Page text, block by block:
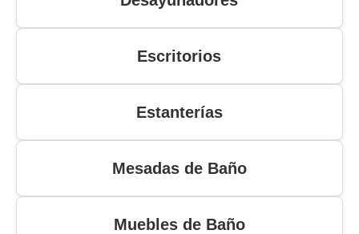
Escritorios
Estanterías
Mesadas de Baño
Muebles de Baño